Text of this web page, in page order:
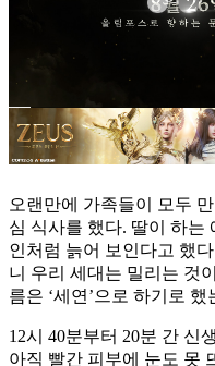
오랜만에 가족들이 모두
심 식사를 했다. 딸이 하는
인처럼 늙어 보인다고 했
니 우리 세대는 밀리는 것
름은 ‘세연’으로 하기로
12시 40분부터 20분 간 신
아직 빨간 피부에 눈도 못